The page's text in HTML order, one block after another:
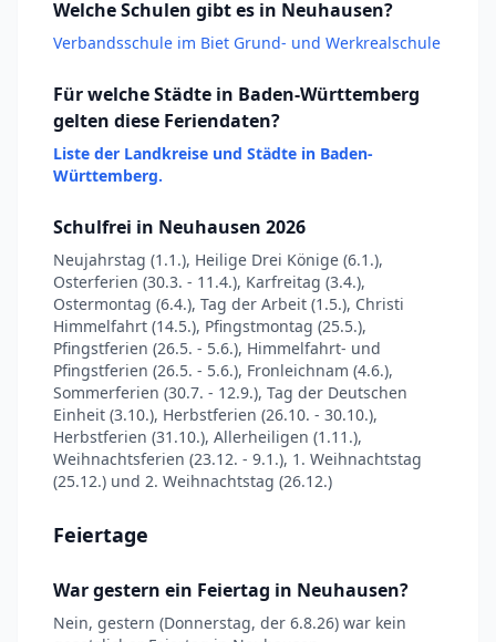
Welche Schulen gibt es in Neuhausen?
Verbandsschule im Biet Grund- und Werkrealschule
Für welche Städte in Baden-Württemberg
gelten diese Feriendaten?
Liste der Landkreise und Städte in Baden-
Württemberg.
Schulfrei in Neuhausen 2026
Neujahrstag (1.1.), Heilige Drei Könige (6.1.),
Osterferien (30.3. - 11.4.), Karfreitag (3.4.),
Ostermontag (6.4.), Tag der Arbeit (1.5.), Christi
Himmelfahrt (14.5.), Pfingstmontag (25.5.),
Pfingstferien (26.5. - 5.6.), Himmelfahrt- und
Pfingstferien (26.5. - 5.6.), Fronleichnam (4.6.),
Sommerferien (30.7. - 12.9.), Tag der Deutschen
Einheit (3.10.), Herbstferien (26.10. - 30.10.),
Herbstferien (31.10.), Allerheiligen (1.11.),
Weihnachtsferien (23.12. - 9.1.), 1. Weihnachtstag
(25.12.) und 2. Weihnachtstag (26.12.)
Feiertage
War gestern ein Feiertag in Neuhausen?
Nein, gestern (Donnerstag, der 6.8.26) war kein